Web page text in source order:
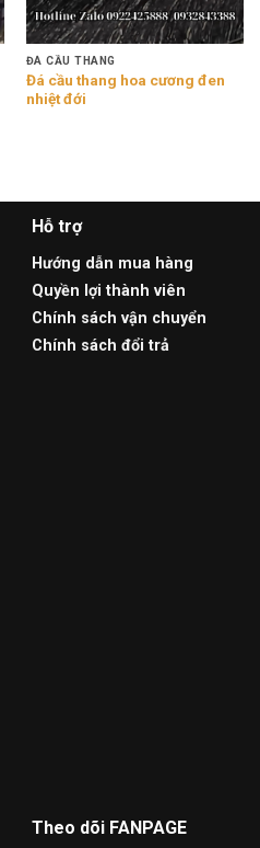
ĐÁ CẦU THANG
Đá cầu thang hoa cương đen
nhiệt đới
Hỗ trợ
Hướng dẫn mua hàng
Quyền lợi thành viên
Chính sách vận chuyển
Chính sách đổi trả
Theo dõi FANPAGE